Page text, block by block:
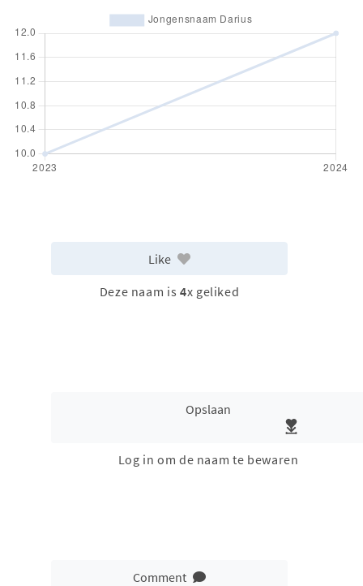
Like
Deze naam is 4x geliked
Opslaan
Log in om de naam te bewaren
Comment